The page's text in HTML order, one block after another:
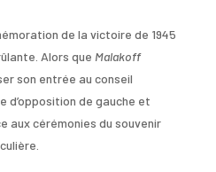
de la victoire de 1945
Alors que Malakoff
son entrée au conseil
d’opposition de gauche et
aux cérémonies du souvenir